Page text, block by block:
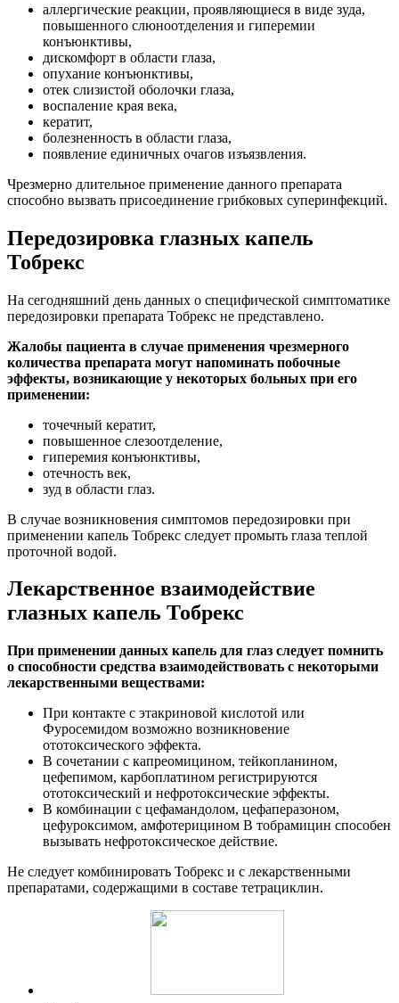
аллергические реакции, проявляющиеся в виде зуда,
повышенного слюноотделения и гиперемии
конъюнктивы,
дискомфорт в области глаза,
опухание конъюнктивы,
отек слизистой оболочки глаза,
воспаление края века,
кератит,
болезненность в области глаза,
появление единичных очагов изъязвления.
Чрезмерно длительное применение данного препарата
способно вызвать присоединение грибковых суперинфекций.
Передозировка глазных капель
Тобрекс
На сегодняшний день данных о специфической симптоматике
передозировки препарата Тобрекс не представлено.
Жалобы пациента в случае применения чрезмерного
количества препарата могут напоминать побочные
эффекты, возникающие у некоторых больных при его
применении:
точечный кератит,
повышенное слезоотделение,
гиперемия конъюнктивы,
отечность век,
зуд в области глаз.
В случае возникновения симптомов передозировки при
применении капель Тобрекс следует промыть глаза теплой
проточной водой.
Лекарственное взаимодействие
глазных капель Тобрекс
При применении данных капель для глаз следует помнить
о способности средства взаимодействовать с некоторыми
лекарственными веществами:
При контакте с этакриновой кислотой или
Фуросемидом возможно возникновение
ототоксического эффекта.
В сочетании с капреомицином, тейкопланином,
цефепимом, карбоплатином регистрируются
ототоксический и нефротоксические эффекты.
В комбинации с цефамандолом, цефаперазоном,
цефуроксимом, амфотерицином B тобрамицин способен
вызывать нефротоксическое действие.
Не следует комбинировать Тобрекс и с лекарственными
препаратами, содержащими в составе тетрациклин.